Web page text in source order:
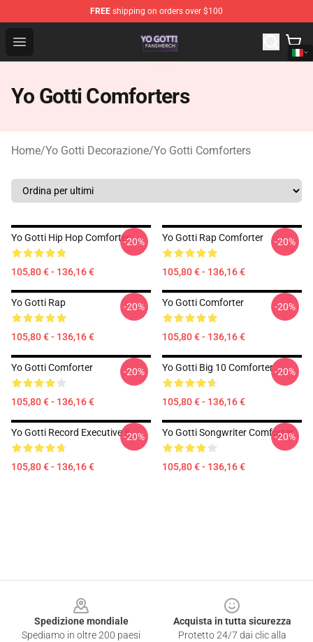
FREE shipping on orders over $100
Open menu
Yo Gotti Shop - Official Yo Gotti Merchandise Store
Yo Gotti Comforters
Home/Yo Gotti Decorazione/Yo Gotti Comforters
Yo Gotti Hip Hop Comforter
105,80 € - 136,16 €
-20% Yo Gotti Rap Comforter
105,80 € - 136,16 €
-20%
Yo Gotti Rap
105,80 € - 136,16 €
-20% Yo Gotti Comforter
105,80 € - 136,16 €
-20%
Yo Gotti Comforter
105,80 € - 136,16 €
-20% Yo Gotti Big 10 Comforter
105,80 € - 136,16 €
-20%
Yo Gotti Record Executive 8
105,80 € - 136,16 €
-20% Yo Gotti Songwriter Comforter
105,80 € - 136,16 €
-20%
Spedizione mondiale
Spediamo in oltre 200 paesi
Acquista in tutta sicurezza
Protetto 24/7 dai clic alla